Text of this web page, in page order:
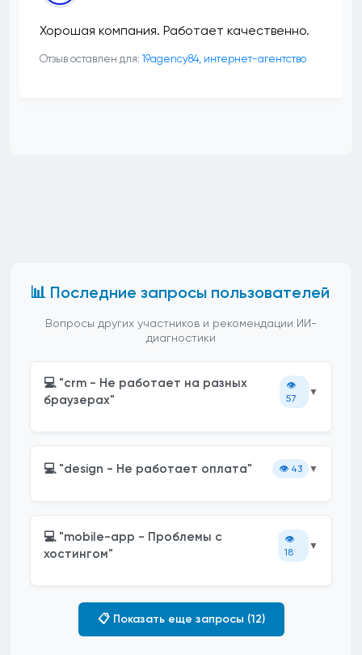
Хорошая компания. Работает качественно.
Отзыв оставлен для: 19agency84, интернет-агентство
📊 Последние запросы пользователей
Вопросы других участников и рекомендации ИИ-
диагностики
💻 "crm - Не работает на разных
браузерах"
👁️
57
▼
💻 "design - Не работает оплата" 👁️ 43 ▼
💻 "mobile-app - Проблемы с
хостингом"
👁️
18
▼
📋 Показать еще запросы (12)